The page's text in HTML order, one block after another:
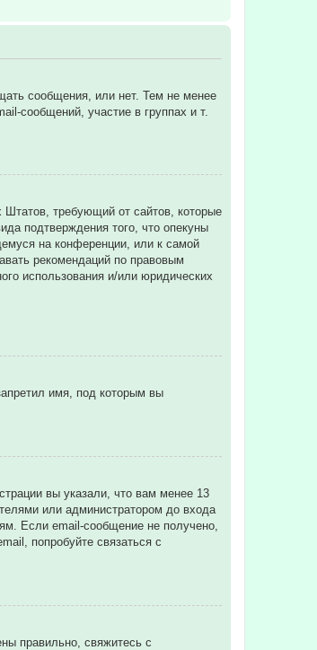
сообщения, или нет. Тем не менее
сообщений, участие в группах и т.
Штатов, требующий от сайтов, которые
подтверждения того, что опекуны
на конференции, или к самой
рекомендаций по правовым
использования и/или юридических
имя, под которым вы
вы указали, что вам менее 13
или администратором до входа
Если email-сообщение не получено,
попробуйте связаться с
правильно, свяжитесь с